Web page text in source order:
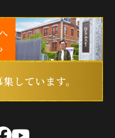
しています。